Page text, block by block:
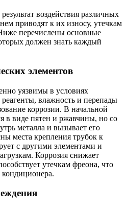
воздействия различных
приводят к их износу, утечкам
перечислены основные
должен знать каждый
элементов
уязвимы в условиях
влажность и перепады
коррозии. В начальной
в виде пятен и ржавчины, но со
металла и вызывает его
места крепления трубок к
с другими элементами и
Коррозия снижает
утечкам фреона, что
кондиционера.